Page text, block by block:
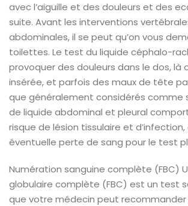
avec l’aiguille et des douleurs et des
suite. Avant les interventions
abdominales, il se peut qu’on vous
toilettes. Le test du liquide céphalo-
provoquer des douleurs dans le dos, là
insérée, et parfois des maux de tête
que généralement considérés comme
de liquide abdominal et pleural
risque de lésion tissulaire et d’infection,
éventuelle perte de sang pour le test
Numération sanguine complète (FBC)
globulaire complète (FBC) est un test
que votre médecin peut recommander